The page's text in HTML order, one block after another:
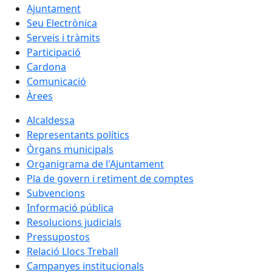
Ajuntament
Seu Electrònica
Serveis i tràmits
Participació
Cardona
Comunicació
Àrees
Alcaldessa
Representants polítics
Òrgans municipals
Organigrama de l'Ajuntament
Pla de govern i retiment de comptes
Subvencions
Informació pública
Resolucions judicials
Pressupostos
Relació Llocs Treball
Campanyes institucionals